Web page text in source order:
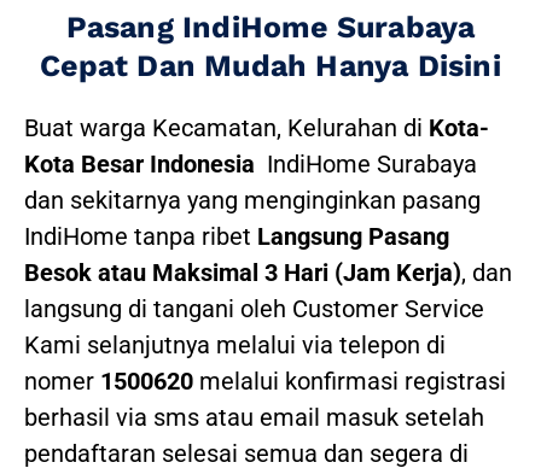
Pasang IndiHome Surabaya
Cepat Dan Mudah Hanya Disini
Buat warga Kecamatan, Kelurahan di Kota-
Kota Besar Indonesia IndiHome Surabaya
dan sekitarnya yang menginginkan pasang
IndiHome tanpa ribet Langsung Pasang
Besok atau Maksimal 3 Hari (Jam Kerja), dan
langsung di tangani oleh Customer Service
Kami selanjutnya melalui via telepon di
nomer 1500620 melalui konfirmasi registrasi
berhasil via sms atau email masuk setelah
pendaftaran selesai semua dan segera di